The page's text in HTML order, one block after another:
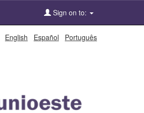
Sign on to:
English Español Português